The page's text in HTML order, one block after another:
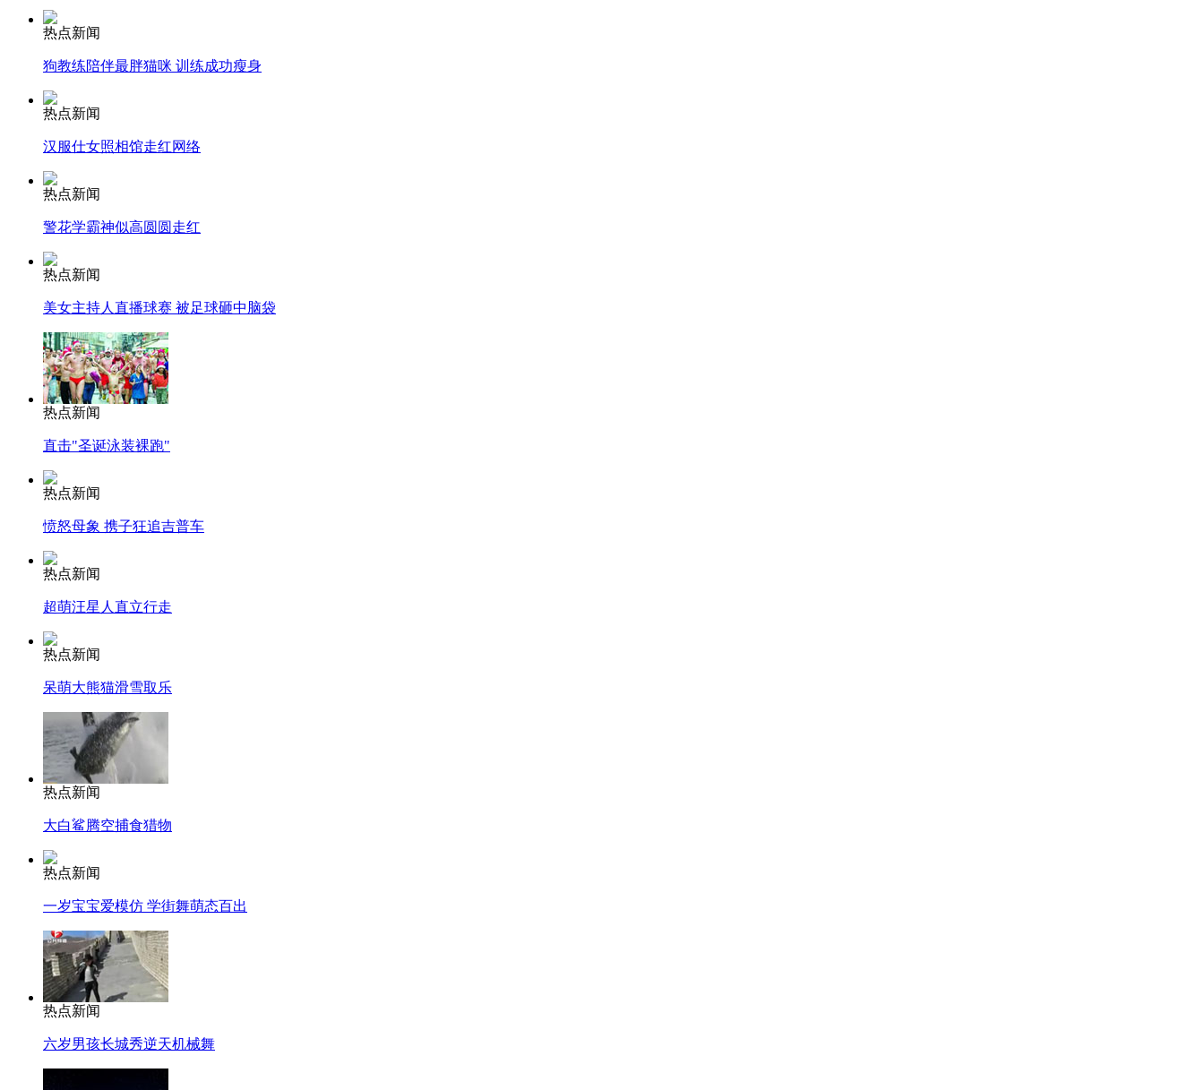
司机酒驾遇交警 急速倒车逃窜
热点新闻
狗教练陪伴最胖猫咪 训练成功瘦身
热点新闻
汉服仕女照相馆走红网络
热点新闻
警花学霸神似高圆圆走红
热点新闻
美女主持人直播球赛 被足球砸中脑袋
热点新闻
直击"圣诞泳装裸跑"
热点新闻
愤怒母象 携子狂追吉普车
热点新闻
超萌汪星人直立行走
热点新闻
呆萌大熊猫滑雪取乐
热点新闻
大白鲨腾空捕食猎物
热点新闻
一岁宝宝爱模仿 学街舞萌态百出
热点新闻
六岁男孩长城秀逆天机械舞